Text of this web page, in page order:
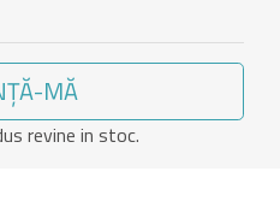
MĂ
revine in stoc.